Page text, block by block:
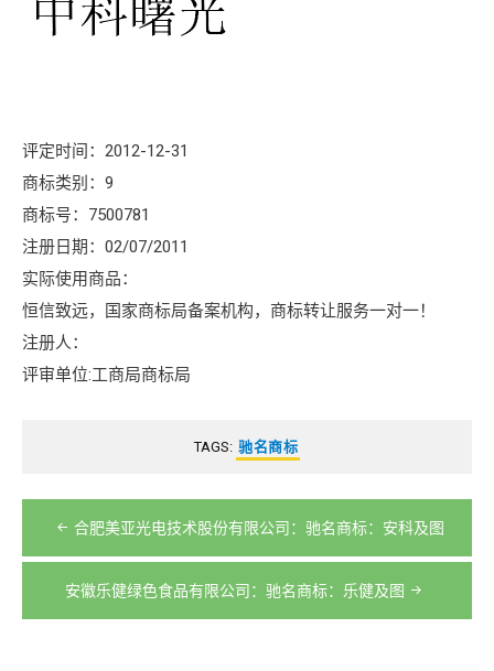
评定时间：2012-12-31
商标类别：9
商标号：7500781
注册日期：02/07/2011
实际使用商品：
恒信致远，国家商标局备案机构，商标转让服务一对一！
注册人：
评审单位:工商局商标局
TAGS: 驰名商标
文
章
合肥美亚光电技术股份有限公司：驰名商标：安科及图
安徽乐健绿色食品有限公司：驰名商标：乐健及图